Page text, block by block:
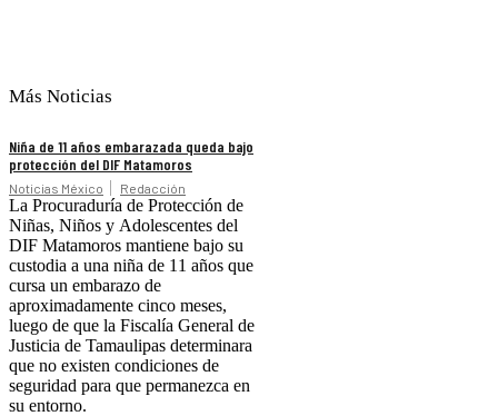
Más Noticias
Niña de 11 años embarazada queda bajo
protección del DIF Matamoros
Noticias México Redacción
La Procuraduría de Protección de
Niñas, Niños y Adolescentes del
DIF Matamoros mantiene bajo su
custodia a una niña de 11 años que
cursa un embarazo de
aproximadamente cinco meses,
luego de que la Fiscalía General de
Justicia de Tamaulipas determinara
que no existen condiciones de
seguridad para que permanezca en
su entorno.